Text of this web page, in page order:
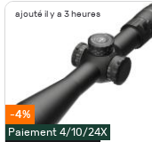
ajouté il y a 3 heures
-4%
Paiement 4/10/24X